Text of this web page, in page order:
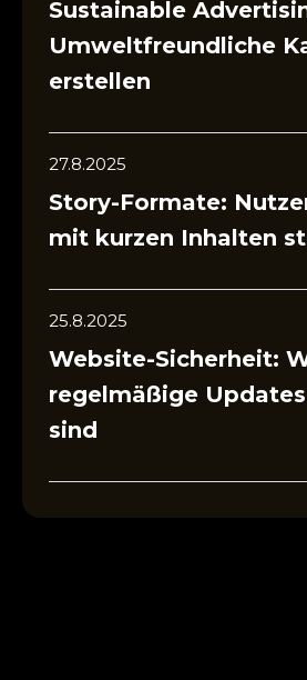
Sustainable
Umweltfreundliche
erstellen
27.8.2025
Story-Formate:
mit kurzen Inhalten
25.8.2025
Website-Sicherheit:
regelmäßige
sind